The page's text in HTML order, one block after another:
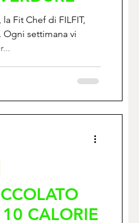
Fit Chef di FILFIT,
Ogni settimana vi
CALORIE